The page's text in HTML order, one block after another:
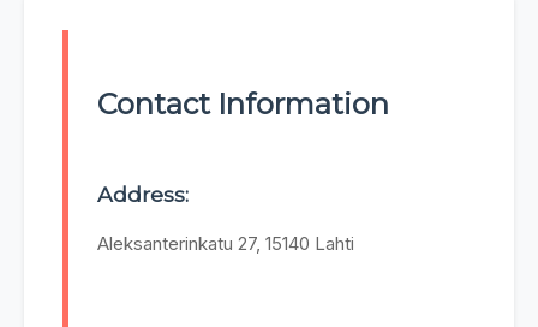
Contact Information
Address:
Aleksanterinkatu 27, 15140 Lahti